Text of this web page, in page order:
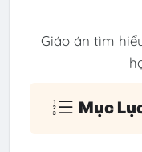
Giáo án tìm
Mục